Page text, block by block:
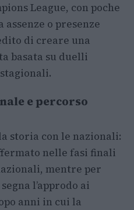
League, con poche
o presenze
di creare una
basata su duelli
e percorso
storia con le nazionali:
nelle fasi finali
mentre per
l’approdo ai
anni in cui la